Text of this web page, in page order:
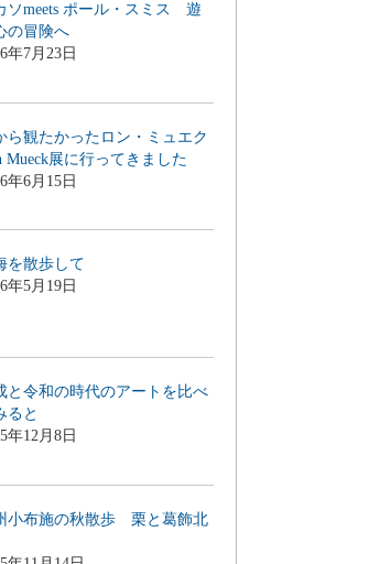
ソmeets ポール・スミス 遊
の冒険へ
年7月23日
ら観たかったロン・ミュエク
Mueck展に行ってきました
年6月15日
を散歩して
年5月19日
と令和の時代のアートを比べ
ると
年12月8日
小布施の秋散歩 栗と葛飾北